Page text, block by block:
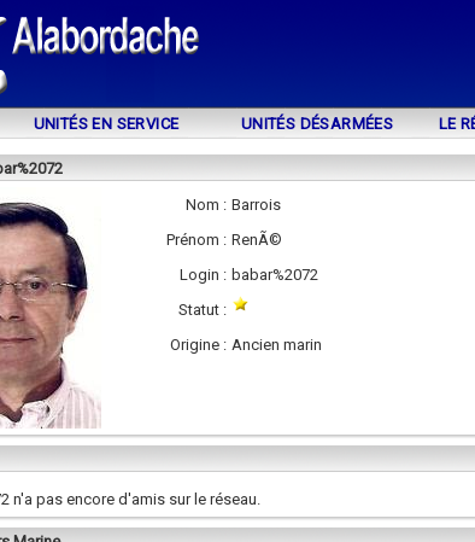
UNITÉS EN SERVICE UNITÉS DÉSARMÉES LE
Nom : Barrois
Prénom : RenÃ©
Login : babar%2072
Statut :
Origine : Ancien marin
n'a pas encore d'amis sur le réseau.